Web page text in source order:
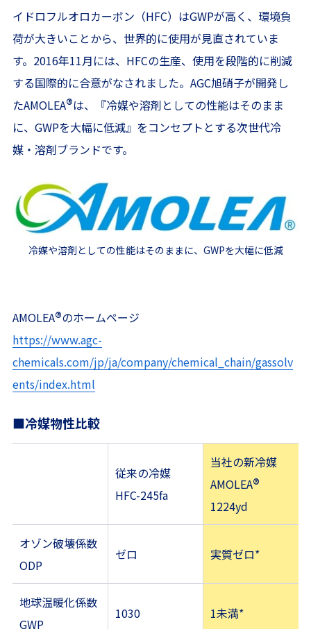
イドロフルオロカーボン（HFC）はGWPが高く、環境負
荷が大きいことから、世界的に使用が見直されていま
す。2016年11月には、HFCの生産、使用を段階的に削減
する国際的に合意がなされました。AGC旭硝子が開発し
たAMOLEA®は、『冷媒や溶剤としての性能はそのまま
に、GWPを大幅に低減』をコンセプトとする次世代冷
媒・溶剤ブランドです。
冷媒や溶剤としての性能はそのままに、GWPを大幅に低減
AMOLEA®のホームページ
https://www.agc-
chemicals.com/jp/ja/company/chemical_chain/gassolv
ents/index.html
■冷媒物性比較
従来の冷媒
HFC-245fa
当社の新冷媒
AMOLEA®
1224yd
オゾン破壊係数
ODP
ゼロ 実質ゼロ*
地球温暖化係数
GWP
1030 1未満*